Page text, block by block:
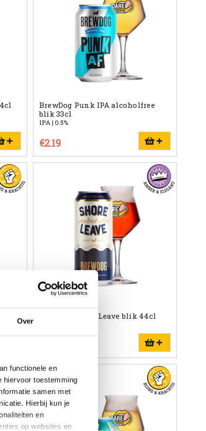
Over
functionele en
hiervoor toestemming
samen met
Hierbij kun je
en
op websites en
BrewDog Punk IPA alcoholfree
blik 33cl
IPA | 0.5%
€2.19
BrewDog Shore Leave blik 44cl